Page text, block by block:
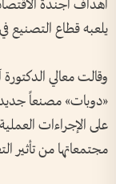
أهداف أجندة
يلعبه قطاع التصنيع
وقالت معالي
«دوبات» مصنعاً جديداً
على الإجراءات
مجتمعاتها من تأثير